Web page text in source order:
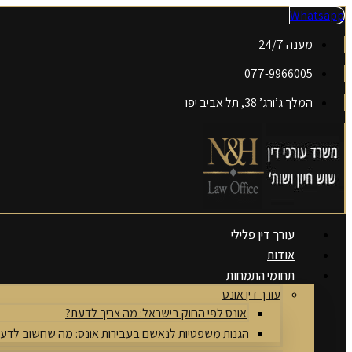
דלג
Whatsapp
מענה 24/7
077-9966005
המלך ג’ורג’ 38, תל אביב יפו
עורך דין פלילי
אודות
תחומי התמחות
עורך דין אונס
אונס לפי החוק בישראל: מה צריך לדעת?
הגנות משפטיות לנאשם בעבירות אונס: מה שחשוב